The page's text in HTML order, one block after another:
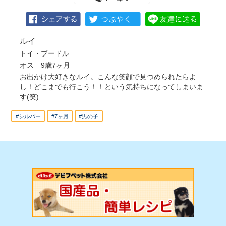
ルイ
トイ・プードル
オス 9歳7ヶ月
お出かけ大好きなルイ。こんな笑顔で見つめられたらよ
し！どこまでも行こう！！という気持ちになってしまいま
す(笑)
#シルバー #7ヶ月 #男の子